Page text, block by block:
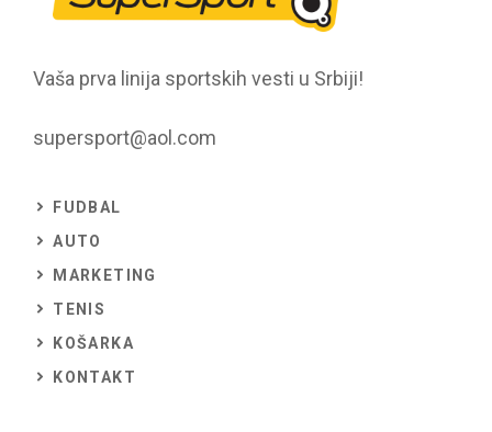
Vaša prva linija sportskih vesti u Srbiji!
supersport@aol.com
FUDBAL
AUTO
MARKETING
TENIS
KOŠARKA
KONTAKT